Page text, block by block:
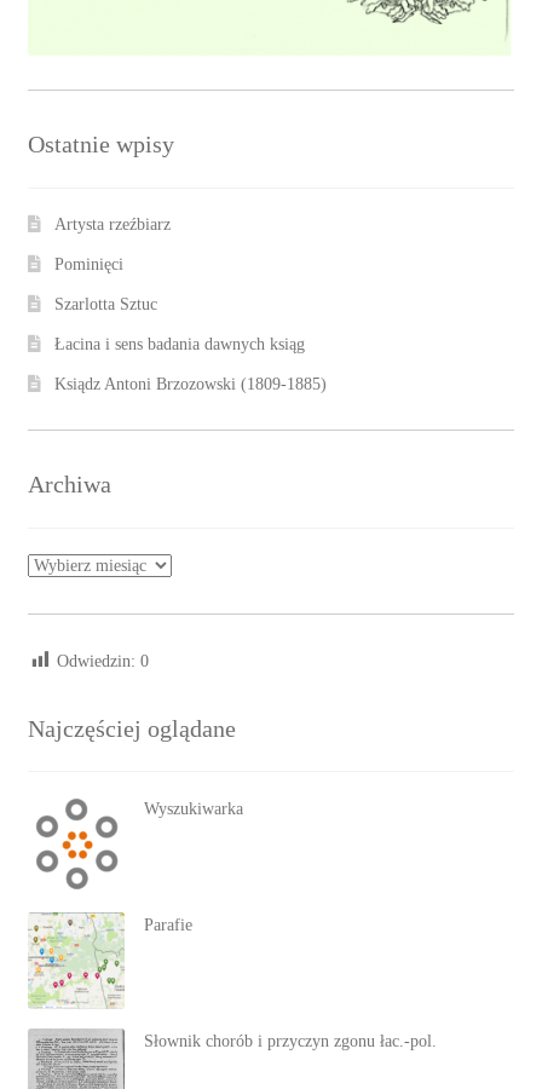
Ostatnie wpisy
Artysta rzeźbiarz
Pominięci
Szarlotta Sztuc
Łacina i sens badania dawnych ksiąg
Ksiądz Antoni Brzozowski (1809-1885)
Archiwa
Archiwa
Odwiedzin: 0
Najczęściej oglądane
Wyszukiwarka
Parafie
Słownik chorób i przyczyn zgonu łac.-pol.